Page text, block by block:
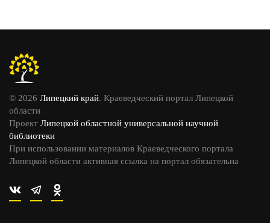
© 2026 Липецкий край. Краеведческий портал Липецкой
области
Проект Липецкой областной универсальной научной
библиотеки
При использовании материалов Краеведческого портала
Липецкой области активная ссылка на портал обязательна